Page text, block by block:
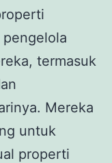
termasuk
Mereka
untuk
properti